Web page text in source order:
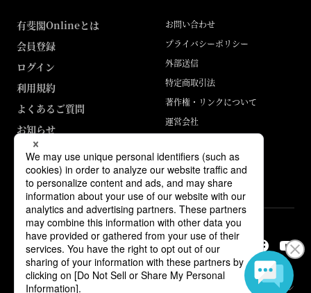
有斐閣Onlineとは
会員登録
ログイン
利用規約
よくあるご質問
お知らせ
お問い合わせ
プライバシーポリシー
外部送信
特定商取引法
著作権・リンクについて
運営会社
ABJマークは、この電子書店・電子書籍配信サービスが、著作権者からコン